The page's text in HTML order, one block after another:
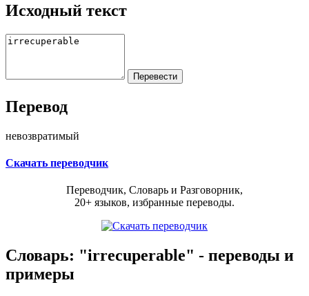
Исходный текст
Перевод
невозвратимый
Скачать переводчик
Переводчик, Словарь и Разговорник,
20+ языков, избранные переводы.
Словарь: "irrecuperable" - переводы и
примеры